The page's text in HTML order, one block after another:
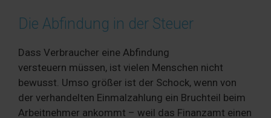
Die Abfindung in der Steuer
Dass Verbraucher eine Abfindung
versteuern müssen, ist vielen Menschen nicht
bewusst. Umso größer ist der Schock, wenn von
der verhandelten Einmalzahlung ein Bruchteil beim
Arbeitnehmer ankommt – weil das Finanzamt einen